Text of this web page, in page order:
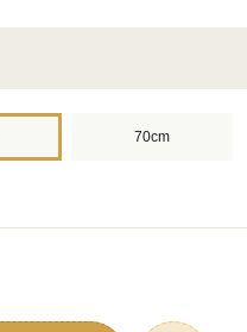
70cm